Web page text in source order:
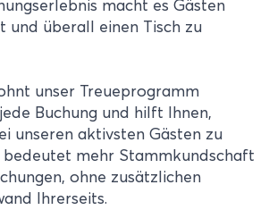
macht es Gästen
und überall einen Tisch zu
unser Treueprogramm
Buchung und hilft Ihnen,
unseren aktivsten Gästen zu
bedeutet mehr Stammkundschaft
ohne zusätzlichen
Ihrerseits.